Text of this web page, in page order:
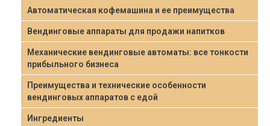
Автоматическая кофемашина и ее преимущества
Вендинговые аппараты для продажи напитков
Механические вендинговые автоматы: все тонкости
прибыльного бизнеса
Преимущества и технические особенности
вендинговых аппаратов с едой
Ингредиенты